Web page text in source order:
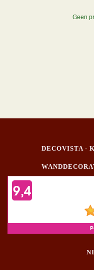
Geen
DECOVISTA -